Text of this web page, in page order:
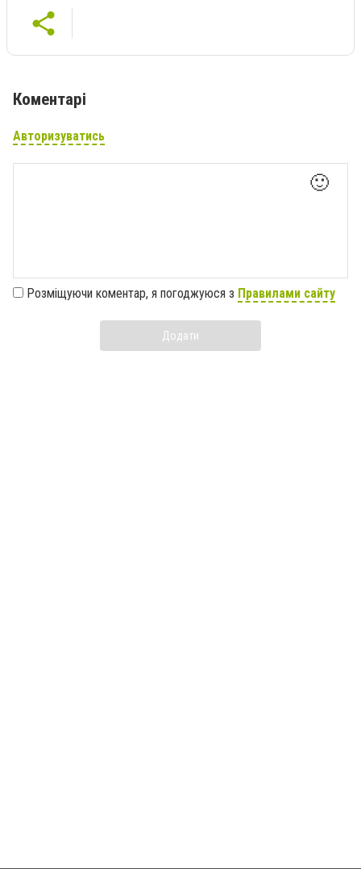
Коментарі
Авторизуватись
🙂
Розміщуючи коментар, я погоджуюся з Правилами сайту
Додати